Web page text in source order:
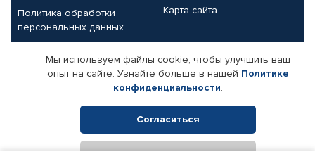
Политика обработки
персональных данных
Карта сайта
Партнерам
Корпоративным клиентам
Поставщикам
Реквизиты компании
Мы используем файлы cookie, чтобы улучшить ваш
опыт на сайте. Узнайте больше в нашей Политике
конфиденциальности.
Согласиться